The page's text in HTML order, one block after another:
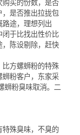
购买的份数，是否
，是否推出拉拢包
途，理想列出
闭于比找出性价比
，陈设剔除，赶快
比方螺蛳粉的特殊
蛳粉客户，东家采
蛳粉臭味取消。二
特殊臭味，不臭的